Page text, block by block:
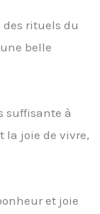
rituels du
belle
suffisante à
la joie de vivre,
et joie